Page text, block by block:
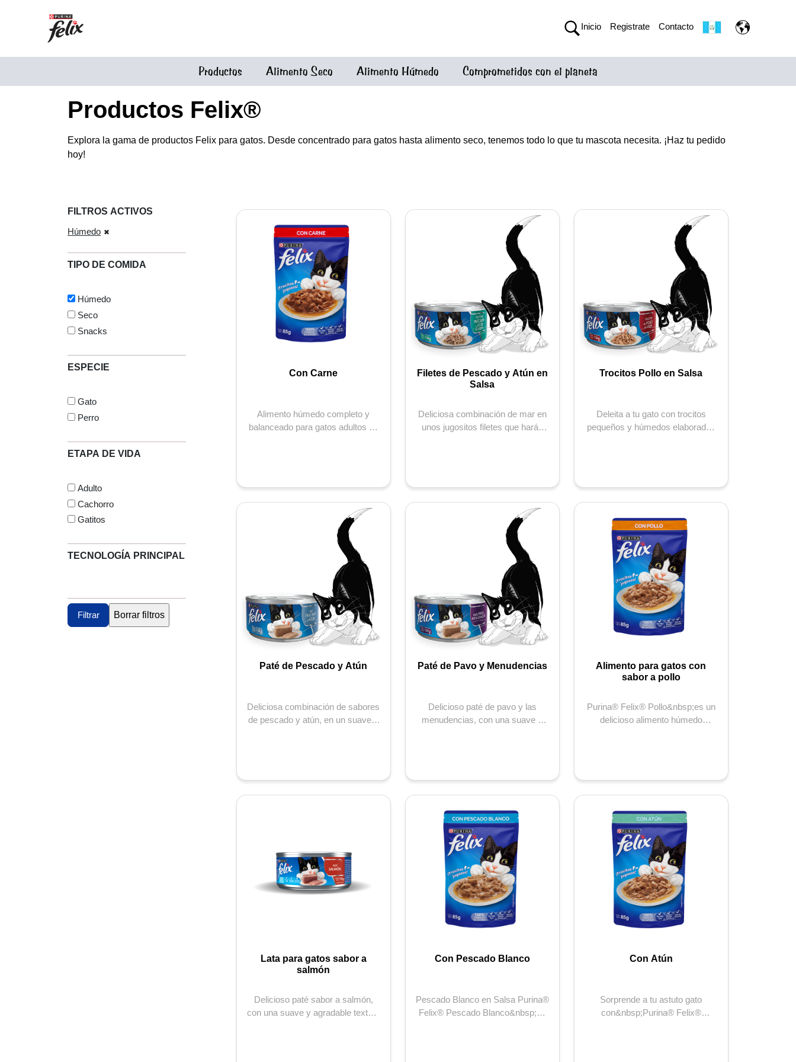
Inicio Registrate Contacto
Productos Alimento Seco Alimento Húmedo Comprometidos con el planeta
Productos Felix®
Explora la gama de productos Felix para gatos. Desde concentrado para gatos hasta alimento seco, tenemos todo lo que tu mascota necesita. ¡Haz tu pedido
hoy!
FILTROS ACTIVOS
Húmedo
TIPO DE COMIDA
Húmedo
Seco
Snacks
ESPECIE
Gato
Perro
ETAPA DE VIDA
Adulto
Cachorro
Gatitos
TECNOLOGÍA PRINCIPAL
Con Carne
Alimento húmedo completo y
balanceado para gatos adultos de
Filetes de Pescado y Atún en
Salsa
Deliciosa combinación de mar en
unos jugositos filetes que harán
Trocitos Pollo en Salsa
Deleita a tu gato con trocitos
pequeños y húmedos elaborados
Paté de Pescado y Atún
Deliciosa combinación de sabores
de pescado y atún, en un suave y
Paté de Pavo y Menudencias
Delicioso paté de pavo y las
menudencias, con una suave y
Alimento para gatos con
sabor a pollo
Purina® Felix® Pollo&nbsp;es un
delicioso alimento húmedo
Lata para gatos sabor a
salmón
Delicioso paté sabor a salmón,
con una suave y agradable textura
Con Pescado Blanco
Pescado Blanco en Salsa Purina®
Felix® Pescado Blanco&nbsp;es
Con Atún
Sorprende a tu astuto gato
con&nbsp;Purina® Felix®